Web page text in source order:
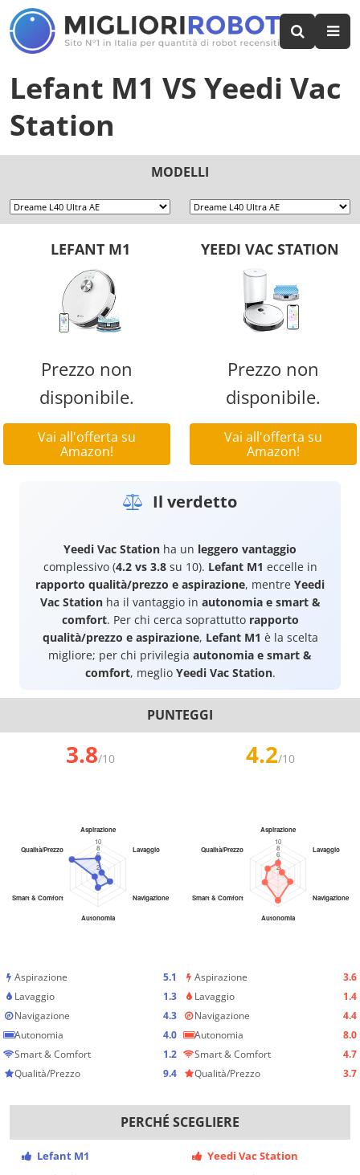
Lefant M1 VS Yeedi Vac
Station
MODELLI
LEFANT M1 YEEDI VAC STATION
Prezzo non
disponibile.
Vai all'offerta su
Amazon!
Prezzo non
disponibile.
Vai all'offerta su
Amazon!
Il verdetto
Yeedi Vac Station ha un leggero vantaggio
complessivo (4.2 vs 3.8su 10). Lefant M1 eccelle in
rapporto qualità/prezzo e aspirazione, mentre Yeedi
Vac Stationha il vantaggio in autonomia e smart &
comfort. Per chi cerca soprattutto rapporto
qualità/prezzo e aspirazione, Lefant M1 è la scelta
migliore; per chi privilegia autonomia e smart &
comfort, meglio Yeedi Vac Station.
PUNTEGGI
3.8/10 4.2/10
Aspirazione
5.1
Lavaggio
1.3
Navigazione
4.3
Autonomia
4.0
Smart & Comfort
1.2
Qualità/Prezzo
9.4
Aspirazione
3.6
Lavaggio
1.4
Navigazione
4.4
Autonomia
8.0
Smart & Comfort
4.7
Qualità/Prezzo
3.7
PERCHÉ SCEGLIERE
Lefant M1
Yeedi Vac Station